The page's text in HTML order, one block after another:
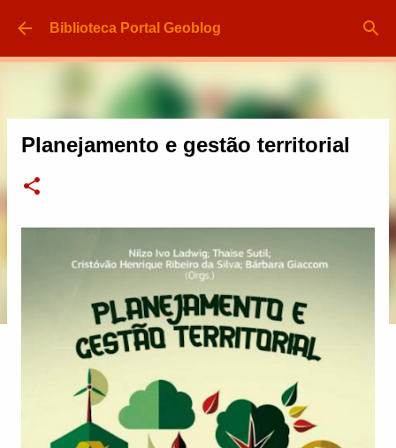
Pular para o conteúdo principal
Biblioteca Portal Geoblog
Planejamento e gestão territorial